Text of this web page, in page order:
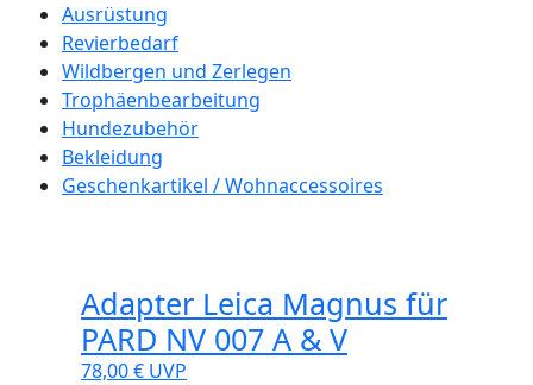
Ausrüstung
Revierbedarf
Wildbergen und Zerlegen
Trophäenbearbeitung
Hundezubehör
Bekleidung
Geschenkartikel / Wohnaccessoires
Adapter Leica Magnus für
PARD NV 007 A & V
78,00 € UVP